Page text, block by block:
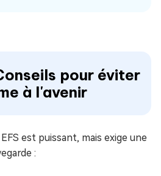
pour éviter
à l'avenir
est puissant, mais exige une
: